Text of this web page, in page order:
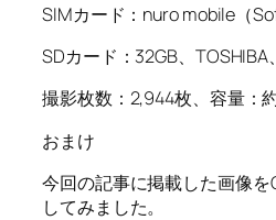
SIMカード：nuro mobile（
SDカード：32GB、
撮影枚数：2,944枚、容量：
おまけ
今回の記事に掲載した画像を
してみました。